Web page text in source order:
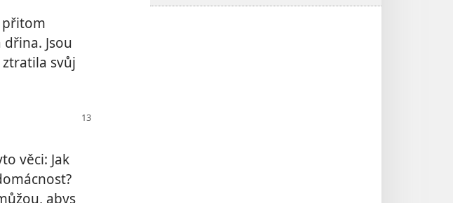
přitom
Jsou
svůj
věci: Jak
abys